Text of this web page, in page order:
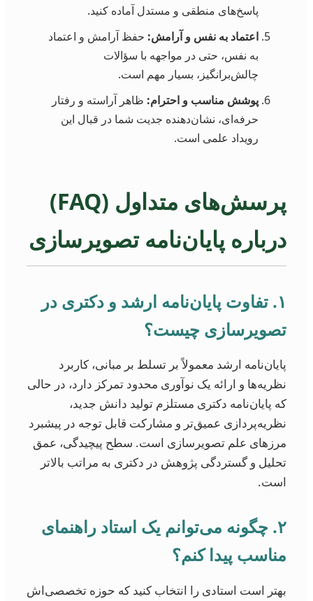
پاسخ‌های منطقی و مستدل آماده کنید.
اعتماد به نفس و آرامش: حفظ آرامش و اعتماد
به نفس، حتی در مواجهه با سؤالات
چالش‌برانگیز، بسیار مهم است.
پوشش مناسب و احترام: ظاهر آراسته و رفتار
حرفه‌ای، نشان‌دهنده جدیت شما در قبال این
رویداد علمی است.
پرسش‌های متداول (FAQ)
درباره پایان‌نامه تصویرسازی
۱. تفاوت پایان‌نامه ارشد و دکتری در
تصویرسازی چیست؟
پایان‌نامه ارشد معمولاً بر تسلط بر مبانی، کاربرد
نظریه‌ها و ارائه یک نوآوری محدود تمرکز دارد، در حالی
که پایان‌نامه دکتری مستلزم تولید دانش جدید،
نظریه‌پردازی عمیق‌تر و مشارکت قابل توجه در پیشبرد
مرزهای علم تصویرسازی است. سطح پیچیدگی، عمق
تحلیل و گستردگی پژوهش در دکتری به مراتب بالاتر
است.
۲. چگونه می‌توانم یک استاد راهنمای
مناسب پیدا کنم؟
بهتر است استادی را انتخاب کنید که حوزه تخصصی‌اش